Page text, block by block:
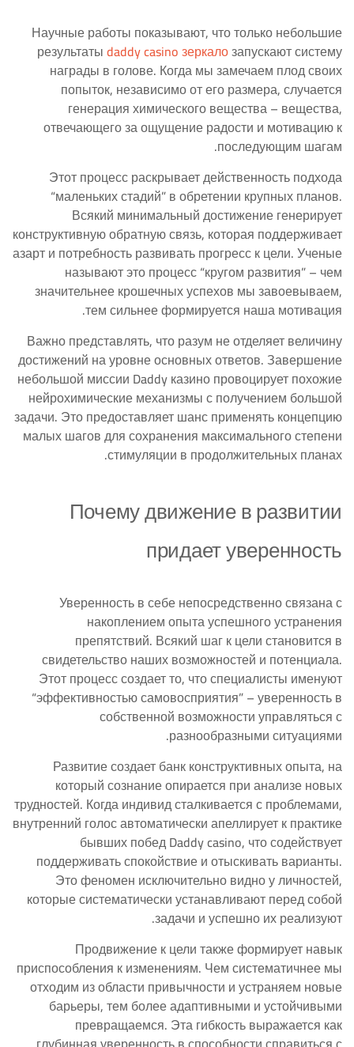
Научные работы показывают, что только небольшие
результатыdaddy casino зеркалозапускают систему
награды в голове. Когда мы замечаем плод своих
попыток, независимо от его размера, случается
генерация химического вещества – вещества,
отвечающего за ощущение радости и мотивацию к
последующим шагам.
Этот процесс раскрывает действенность подхода
“маленьких стадий” в обретении крупных планов.
Всякий минимальный достижение генерирует
конструктивную обратную связь, которая поддерживает
азарт и потребность развивать прогресс к цели. Ученые
называют это процесс “кругом развития” – чем
значительнее крошечных успехов мы завоевываем,
тем сильнее формируется наша мотивация.
Важно представлять, что разум не отделяет величину
достижений на уровне основных ответов. Завершение
небольшой миссии Daddy казино провоцирует похожие
нейрохимические механизмы с получением большой
задачи. Это предоставляет шанс применять концепцию
малых шагов для сохранения максимального степени
стимуляции в продолжительных планах.
Почему движение в развитии
придает уверенность
Уверенность в себе непосредственно связана с
накоплением опыта успешного устранения
препятствий. Всякий шаг к цели становится в
свидетельство наших возможностей и потенциала.
Этот процесс создает то, что специалисты именуют
“эффективностью самовосприятия” – уверенность в
собственной возможности управляться с
разнообразными ситуациями.
Развитие создает банк конструктивных опыта, на
который сознание опирается при анализе новых
трудностей. Когда индивид сталкивается с проблемами,
внутренний голос автоматически апеллирует к практике
бывших побед Daddy casino, что содействует
поддерживать спокойствие и отыскивать варианты.
Это феномен исключительно видно у личностей,
которые систематически устанавливают перед собой
задачи и успешно их реализуют.
Продвижение к цели также формирует навык
приспособления к изменениям. Чем систематичнее мы
отходим из области привычности и устраняем новые
барьеры, тем более адаптивными и устойчивыми
превращаемся. Эта гибкость выражается как